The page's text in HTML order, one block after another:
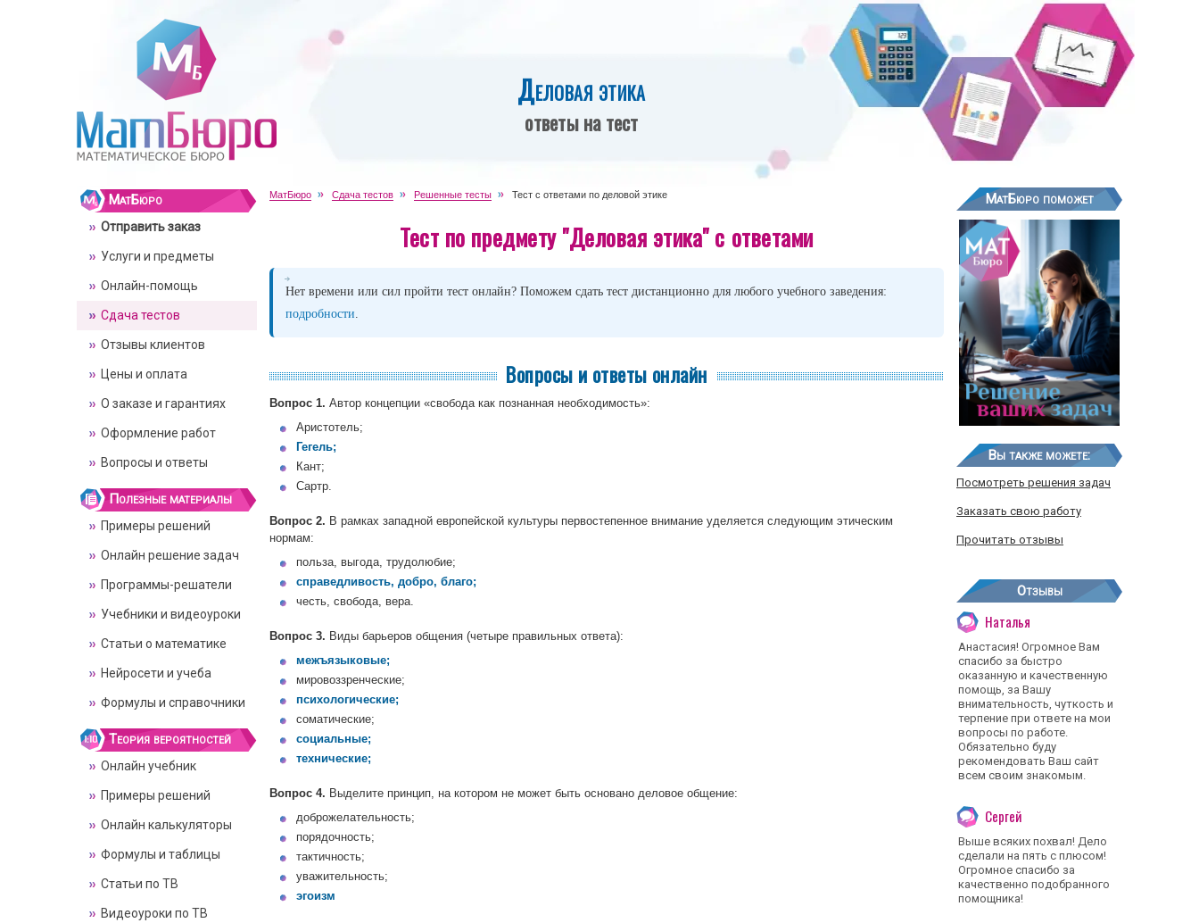
Деловая этика
ответы на тест
МатБюро Сдача тестов Решенные тесты Тест с ответами по деловой этике
Тест по предмету "Деловая этика" с ответами
Нет времени или сил пройти тест онлайн? Поможем сдать тест дистанционно для любого учебного заведения:
подробности.
Вопросы и ответы онлайн
Вопрос 1. Автор концепции «свобода как познанная необходимость»:
Аристотель;
Гегель;
Кант;
Сартр.
Вопрос 2. В рамках западной европейской культуры первостепенное внимание уделяется следующим этическим
нормам:
польза, выгода, трудолюбие;
справедливость, добро, благо;
честь, свобода, вера.
Вопрос 3. Виды барьеров общения (четыре правильных ответа):
межъязыковые;
мировоззренческие;
психологические;
соматические;
социальные;
технические;
Вопрос 4. Выделите принцип, на котором не может быть основано деловое общение:
доброжелательность;
порядочность;
тактичность;
уважительность;
эгоизм
МатБюро
Отправить заказ
Услуги и предметы
Онлайн-помощь
Сдача тестов
Отзывы клиентов
Цены и оплата
О заказе и гарантиях
Оформление работ
Вопросы и ответы
Полезные материалы
Примеры решений
Онлайн решение задач
Программы-решатели
Учебники и видеоуроки
Статьи о математике
Нейросети и учеба
Формулы и справочники
Теория вероятностей
Онлайн учебник
Примеры решений
Онлайн калькуляторы
Формулы и таблицы
Статьи по ТВ
Видеоуроки по ТВ
МатБюро поможет
Вы также можете:
Посмотреть решения задач
Заказать свою работу
Прочитать отзывы
Отзывы
Наталья
Анастасия! Огромное Вам
спасибо за быстро
оказанную и качественную
помощь, за Вашу
внимательность, чуткость и
терпение при ответе на мои
вопросы по работе.
Обязательно буду
рекомендовать Ваш сайт
всем своим знакомым.
Сергей
Выше всяких похвал! Дело
сделали на пять с плюсом!
Огромное спасибо за
качественно подобранного
помощника!